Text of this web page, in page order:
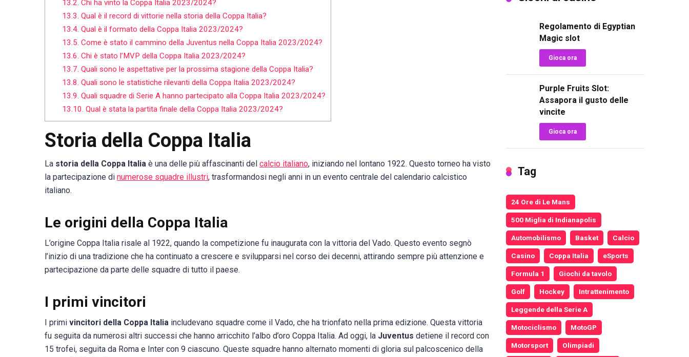
13.2. Chi ha vinto la Coppa Italia 2023/2024?
13.3. Qual è il record di vittorie nella storia della Coppa Italia?
13.4. Qual è il formato della Coppa Italia 2023/2024?
13.5. Come è stato il cammino della Juventus nella Coppa Italia 2023/2024?
13.6. Chi è stato l’MVP della Coppa Italia 2023/2024?
13.7. Quali sono le aspettative per la prossima stagione della Coppa Italia?
13.8. Quali sono le statistiche rilevanti della Coppa Italia 2023/2024?
13.9. Quali squadre di Serie A hanno partecipato alla Coppa Italia 2023/2024?
13.10. Qual è stata la partita finale della Coppa Italia 2023/2024?
Storia della Coppa Italia
La storia della Coppa Italia è una delle più affascinanti del calcio italiano, iniziando nel lontano 1922. Questo torneo ha visto
la partecipazione di numerose squadre illustri, trasformandosi negli anni in un evento centrale del calendario calcistico
italiano.
Le origini della Coppa Italia
L’origine Coppa Italia risale al 1922, quando la competizione fu inaugurata con la vittoria del Vado. Questo evento segnò
l’inizio di una tradizione che ha continuato a crescere e svilupparsi nel corso dei decenni, attirando sempre più attenzione e
partecipazione da parte delle squadre di tutto il paese.
I primi vincitori
I primi vincitori della Coppa Italia includevano squadre come il Vado, che ha trionfato nella prima edizione. Questa vittoria
fu seguita da numerosi altri successi che hanno arricchito l’albo d’oro Coppa Italia. Ad oggi, la Juventus detiene il record con
15 trofei, seguita da Roma e Inter con 9 ciascuno. Queste squadre hanno alternato momenti di gloria sul palcoscenico della
Regolamento di Egyptian
Magic slot
Gioca ora
Purple Fruits Slot:
Assapora il gusto delle
vincite
Gioca ora
Tag
24 Ore di Le Mans
500 Miglia di Indianapolis
Automobilismo Basket Calcio
Casino Coppa Italia eSports
Formula 1 Giochi da tavolo
Golf Hockey Intrattenimento
Leggende della Serie A
Motociclismo MotoGP
Motorsport Olimpiadi